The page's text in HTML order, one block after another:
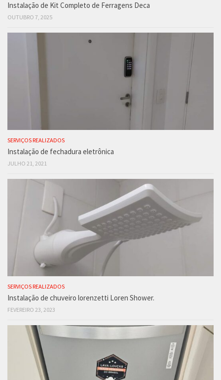
Instalação de Kit Completo de Ferragens Deca
OUTUBRO 7, 2025
SERVIÇOS REALIZADOS
Instalação de fechadura eletrônica
JULHO 21, 2021
SERVIÇOS REALIZADOS
Instalação de chuveiro lorenzetti Loren Shower.
FEVEREIRO 23, 2023